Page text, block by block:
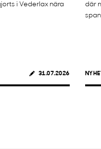
i Vederlax nära
31.07.2026
där